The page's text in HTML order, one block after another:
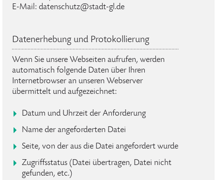
E-Mail: datenschutz@stadt-gl.de
Datenerhebung und Protokollierung
Wenn Sie unsere Webseiten aufrufen, werden
automatisch folgende Daten über Ihren
Internetbrowser an unseren Webserver
übermittelt und aufgezeichnet:
Datum und Uhrzeit der Anforderung
Name der angeforderten Datei
Seite, von der aus die Datei angefordert wurde
Zugriffsstatus (Datei übertragen, Datei nicht
gefunden, etc.)